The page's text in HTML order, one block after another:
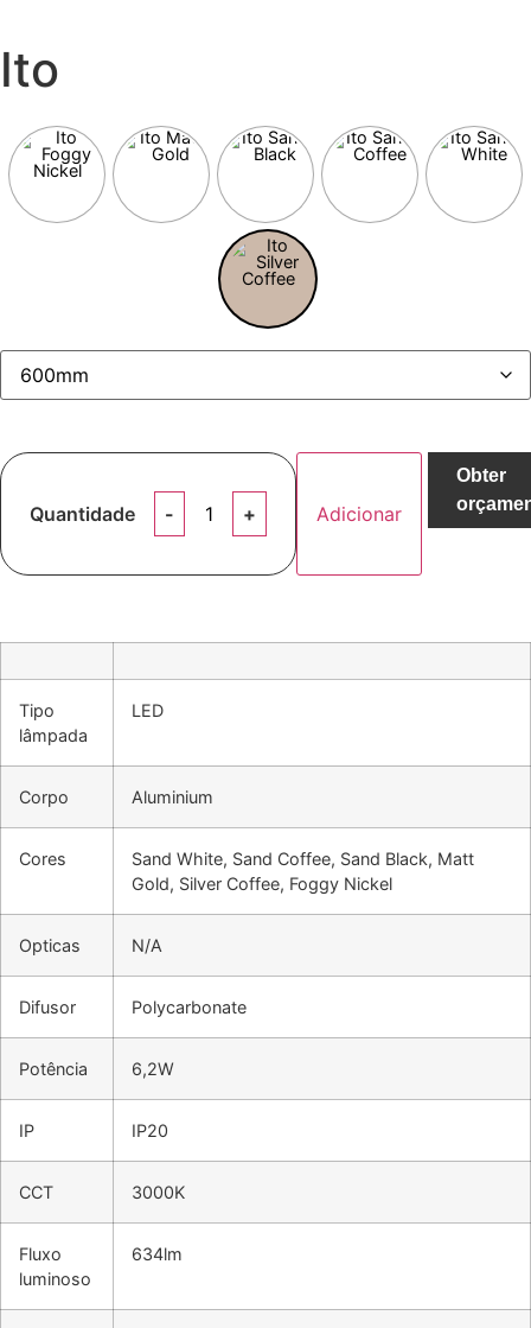
Ito
Quantidade Adicionar
Obter
Tipo
lâmpada
LED
Corpo Aluminium
Cores
Sand White, Sand Coffee, Sand Black, Matt
Gold, Silver Coffee, Foggy Nickel
Opticas N/A
Difusor Polycarbonate
Potência 6,2W
IP IP20
CCT 3000K
Fluxo
luminoso
634lm